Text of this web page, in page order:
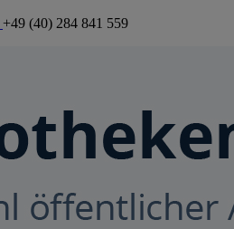
+49 (40) 284 841 559